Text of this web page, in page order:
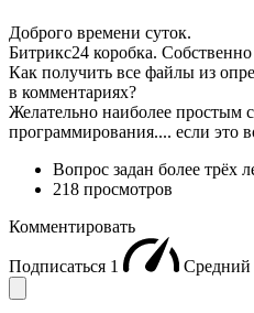
Доброго времени суток.
Битрикс24 коробка. Собственно
Как получить все файлы из
в комментариях?
Желательно наиболее простым
программирования.... если это
Вопрос задан более трёх
218 просмотров
Комментировать
Подписаться 1 Средний